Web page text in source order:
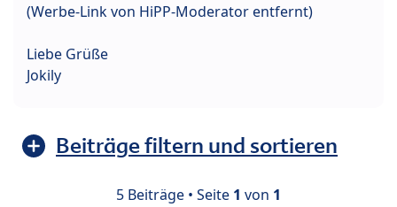
(Werbe-Link von HiPP-Moderator entfernt)
Liebe Grüße
Jokily
Beiträge filtern und sortieren
5 Beiträge • Seite 1 von 1